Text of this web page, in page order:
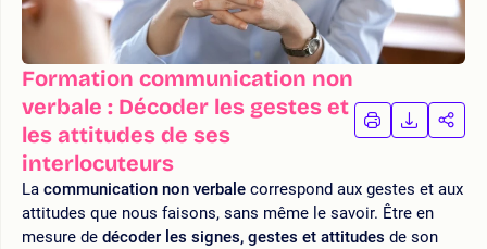
Formation communication non
verbale : Décoder les gestes et
les attitudes de ses
interlocuteurs
IMPRIMER
LA
LA
La communication non verbale correspond aux gestes et aux
attitudes que nous faisons, sans même le savoir. Être en
mesure de décoder les signes, gestes et attitudes de son